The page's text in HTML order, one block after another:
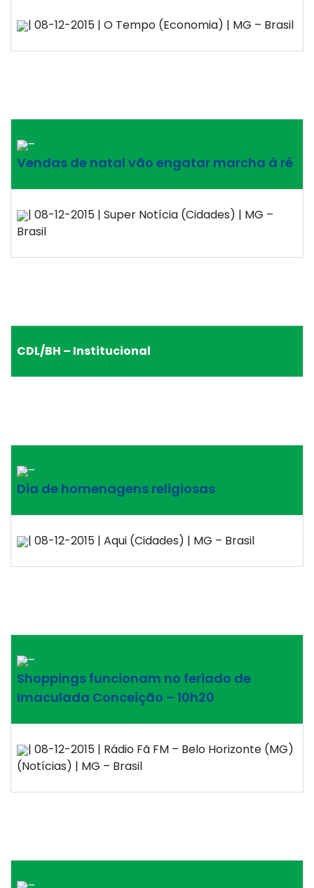
| 08-12-2015 | O Tempo (Economia) | MG – Brasil
–
Vendas de natal vão engatar marcha à ré
| 08-12-2015 | Super Notícia (Cidades) | MG –
Brasil
CDL/BH – Institucional
–
Dia de homenagens religiosas
| 08-12-2015 | Aqui (Cidades) | MG – Brasil
–
Shoppings funcionam no feriado de
Imaculada Conceição – 10h20
| 08-12-2015 | Rádio Fã FM – Belo Horizonte (MG)
(Notícias) | MG – Brasil